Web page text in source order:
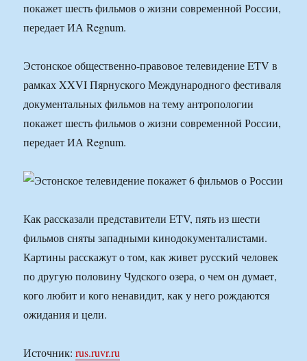
покажет шесть фильмов о жизни современной России,
передает ИА Regnum.
Эстонское общественно-правовое телевидение ETV в
рамках XXVI Пярнуского Международного фестиваля
документальных фильмов на тему антропологии
покажет шесть фильмов о жизни современной России,
передает ИА Regnum.
Как рассказали представители ETV, пять из шести
фильмов сняты западными кинодокументалистами.
Картины расскажут о том, как живет русский человек
по другую половину Чудского озера, о чем он думает,
кого любит и кого ненавидит, как у него рождаются
ожидания и цели.
Источник:rus.ruvr.ru